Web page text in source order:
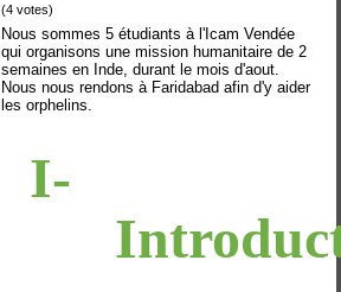
(4 votes)
Nous sommes 5 étudiants à l'Icam Vendée
qui organisons une mission humanitaire de 2
semaines en Inde, durant le mois d'aout.
Nous nous rendons à Faridabad afin d'y aider
les orphelins.
I-